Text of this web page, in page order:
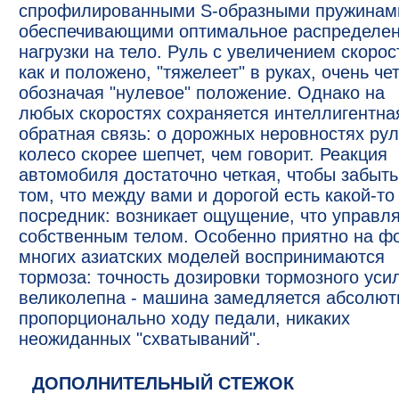
спрофилированными S-образными
обеспечивающими оптимальное
нагрузки на тело. Руль с увеличением
как и положено, "тяжелеет" в руках, очень
обозначая "нулевое" положение. Однако на
любых скоростях сохраняется
обратная связь: о дорожных неровностях
колесо скорее шепчет, чем говорит. Реакция
автомобиля достаточно четкая, чтобы
том, что между вами и дорогой есть какой-то
посредник: возникает ощущение, что
собственным телом. Особенно приятно на
многих азиатских моделей воспринимаются
тормоза: точность дозировки тормозного
великолепна - машина замедляется
пропорционально ходу педали, никаких
неожиданных "схватываний".
ДОПОЛНИТЕЛЬНЫЙ СТЕЖОК